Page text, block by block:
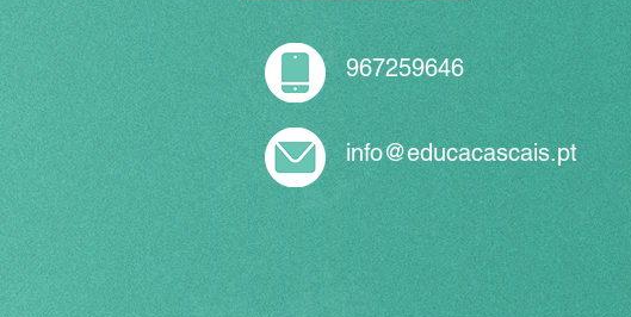
967259646
info@educacascais.pt